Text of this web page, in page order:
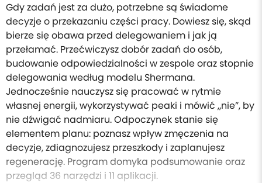
Gdy zadań jest za dużo, potrzebne są świadome
decyzje o przekazaniu części pracy. Dowiesz się, skąd
bierze się obawa przed delegowaniem i jak ją
przełamać. Przećwiczysz dobór zadań do osób,
budowanie odpowiedzialności w zespole oraz stopnie
delegowania według modelu Shermana.
Jednocześnie nauczysz się pracować w rytmie
własnej energii, wykorzystywać peaki i mówić „nie”, by
nie dźwigać nadmiaru. Odpoczynek stanie się
elementem planu: poznasz wpływ zmęczenia na
decyzje, zdiagnozujesz przeszkody i zaplanujesz
regenerację. Program domyka podsumowanie oraz
przegląd 36 narzędzi i 11 aplikacji.